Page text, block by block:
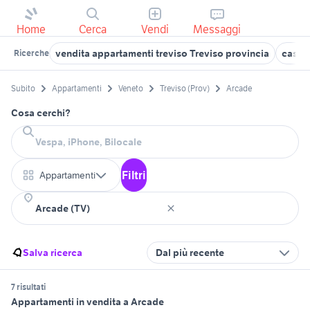
Home Cerca Vendi Messaggi
Ricerche vendita appartamenti treviso Treviso provincia case
Subito Appartamenti Veneto Treviso (Prov) Arcade
Cosa cerchi?
Appartamenti Filtri
Salva ricerca Dal più recente
7 risultati
Appartamenti in vendita a Arcade